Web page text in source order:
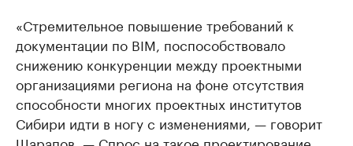
«Стремительное повышение требований к
документации по BIM, поспособствовало
снижению конкуренции между проектными
организациями региона на фоне отсутствия
способности многих проектных институтов
Сибири идти в ногу с изменениями, — говорит